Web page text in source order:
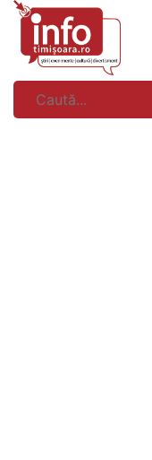
Skip
content